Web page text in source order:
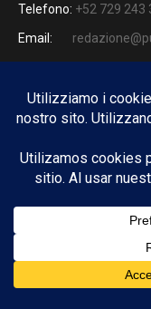
Telefono: +52 729 243
Email: